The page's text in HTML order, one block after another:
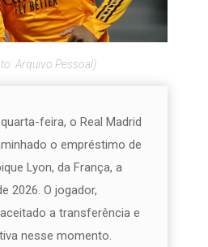
Arquivo Pessoal)
feira, o Real Madrid
o empréstimo de
Lyon, da França, a
2026. O jogador,
a transferência e
nesse momento.